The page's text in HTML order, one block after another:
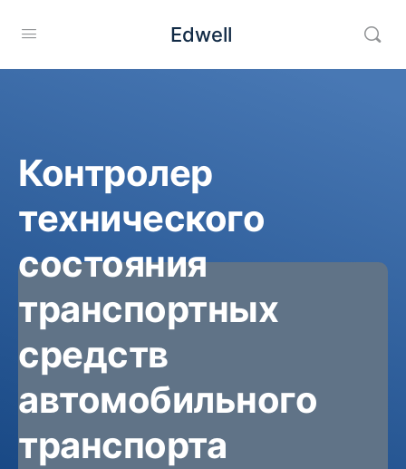
Edwell
Контролер
технического
состояния
транспортных
средств
автомобильного
транспорта